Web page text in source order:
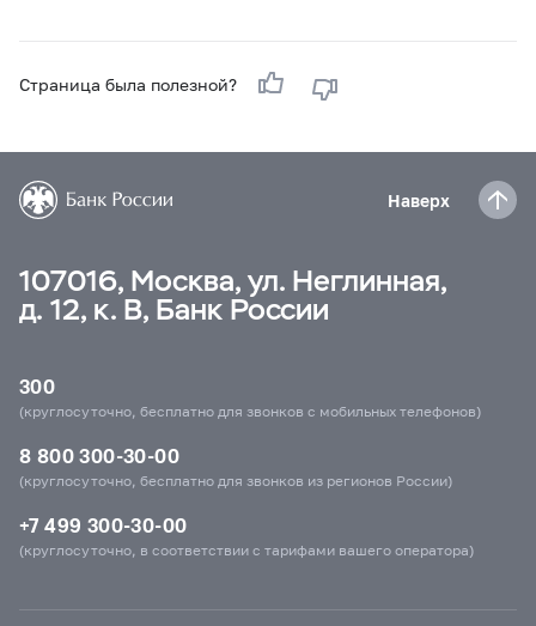
Страница была полезной?
Наверх
107016, Москва, ул. Неглинная,
д. 12, к. В, Банк России
300
(круглосуточно, бесплатно для звонков с мобильных телефонов)
8 800 300-30-00
(круглосуточно, бесплатно для звонков из регионов России)
+7 499 300-30-00
(круглосуточно, в соответствии с тарифами вашего оператора)